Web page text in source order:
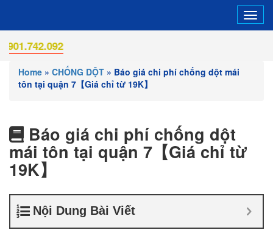
Home » CHỐNG DỘT » Báo giá chi phí chống dột mái
tôn tại quận 7【Giá chỉ từ 19K】
Báo giá chi phí chống dột
mái tôn tại quận 7【Giá chỉ từ
19K】
Nội Dung Bài Viết